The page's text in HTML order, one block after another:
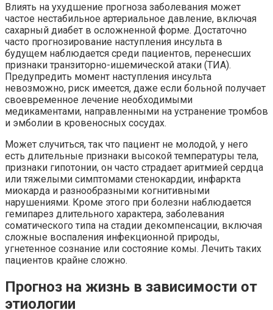
Влиять на ухудшение прогноза заболевания может
частое нестабильное артериальное давление, включая
сахарный диабет в осложненной форме. Достаточно
часто прогнозирование наступления инсульта в
будущем наблюдается среди пациентов, перенесших
признаки транзиторно-ишемической атаки (ТИА).
Предупредить момент наступления инсульта
невозможно, риск имеется, даже если больной получает
своевременное лечение необходимыми
медикаментами, направленными на устранение тромбов
и эмболии в кровеносных сосудах.
Может случиться, так что пациент не молодой, у него
есть длительные признаки высокой температуры тела,
признаки гипотонии, он часто страдает аритмией сердца
или тяжелыми симптомами стенокардии, инфаркта
миокарда и разнообразными когнитивными
нарушениями. Кроме этого при болезни наблюдается
гемипарез длительного характера, заболевания
соматического типа на стадии декомпенсации, включая
сложные воспаления инфекционной природы,
угнетенное сознание или состояние комы. Лечить таких
пациентов крайне сложно.
Прогноз на жизнь в зависимости от
этиологии